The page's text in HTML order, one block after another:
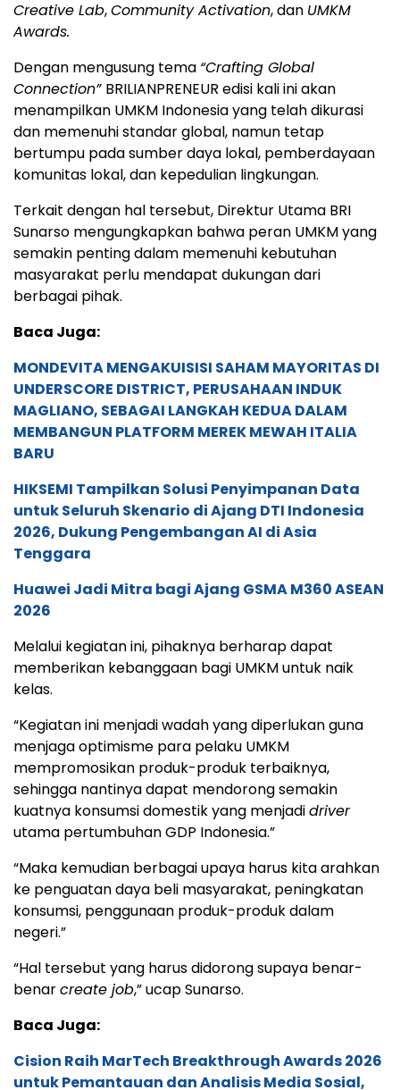
Creative Lab,Community Activation, dan UMKM
Awards.
Dengan mengusung tema “Crafting Global
Connection” BRILIANPRENEUR edisi kali ini akan
menampilkan UMKM Indonesia yang telah dikurasi
dan memenuhi standar global, namun tetap
bertumpu pada sumber daya lokal, pemberdayaan
komunitas lokal, dan kepedulian lingkungan.
Terkait dengan hal tersebut, Direktur Utama BRI
Sunarso mengungkapkan bahwa peran UMKM yang
semakin penting dalam memenuhi kebutuhan
masyarakat perlu mendapat dukungan dari
berbagai pihak.
Baca Juga:
MONDEVITA MENGAKUISISI SAHAM MAYORITAS DI
UNDERSCORE DISTRICT, PERUSAHAAN INDUK
MAGLIANO, SEBAGAI LANGKAH KEDUA DALAM
MEMBANGUN PLATFORM MEREK MEWAH ITALIA
BARU
HIKSEMI Tampilkan Solusi Penyimpanan Data
untuk Seluruh Skenario di Ajang DTI Indonesia
2026, Dukung Pengembangan AI di Asia
Tenggara
Huawei Jadi Mitra bagi Ajang GSMA M360 ASEAN
2026
Melalui kegiatan ini, pihaknya berharap dapat
memberikan kebanggaan bagi UMKM untuk naik
kelas.
“Kegiatan ini menjadi wadah yang diperlukan guna
menjaga optimisme para pelaku UMKM
mempromosikan produk-produk terbaiknya,
sehingga nantinya dapat mendorong semakin
kuatnya konsumsi domestik yang menjadidriver
utama pertumbuhan GDP Indonesia.”
“Maka kemudian berbagai upaya harus kita arahkan
ke penguatan daya beli masyarakat, peningkatan
konsumsi, penggunaan produk-produk dalam
negeri.”
“Hal tersebut yang harus didorong supaya benar-
benarcreate job,” ucap Sunarso.
Baca Juga:
Cision Raih MarTech Breakthrough Awards 2026
untuk Pemantauan dan Analisis Media Sosial,